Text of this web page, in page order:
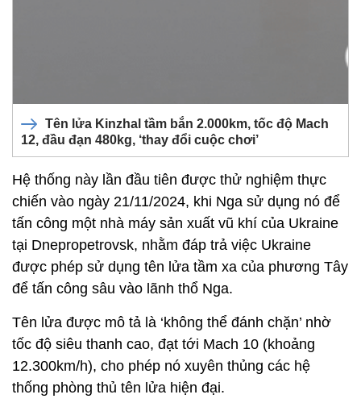
Tên lửa Kinzhal tầm bắn 2.000km, tốc độ Mach
12, đầu đạn 480kg, ‘thay đổi cuộc chơi’
Hệ thống này lần đầu tiên được thử nghiệm thực
chiến vào ngày 21/11/2024, khi Nga sử dụng nó để
tấn công một nhà máy sản xuất vũ khí của Ukraine
tại Dnepropetrovsk, nhằm đáp trả việc Ukraine
được phép sử dụng tên lửa tầm xa của phương Tây
để tấn công sâu vào lãnh thổ Nga.
Tên lửa được mô tả là ‘không thể đánh chặn’ nhờ
tốc độ siêu thanh cao, đạt tới Mach 10 (khoảng
12.300km/h), cho phép nó xuyên thủng các hệ
thống phòng thủ tên lửa hiện đại.